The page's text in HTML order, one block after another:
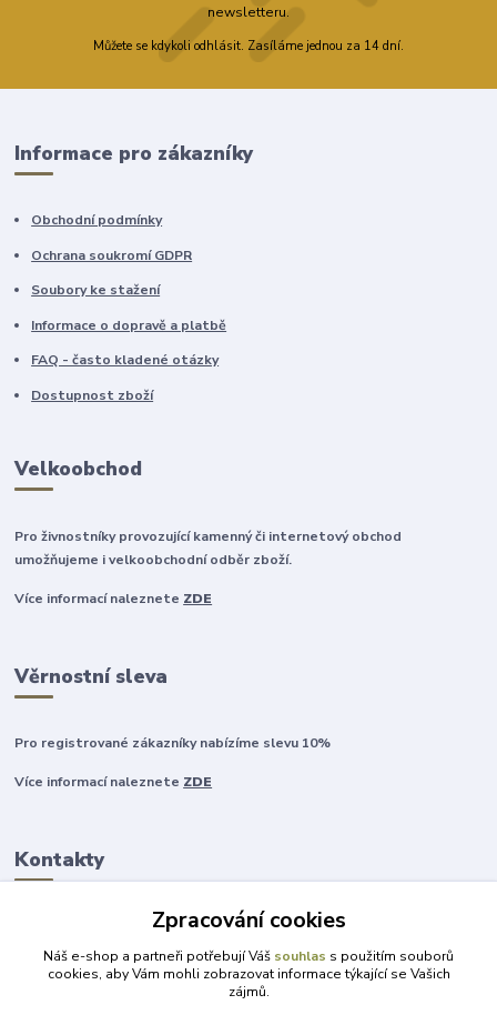
newsletteru.
Můžete se kdykoli odhlásit. Zasíláme jednou za 14 dní.
Informace pro zákazníky
Obchodní podmínky
Ochrana soukromí GDPR
Soubory ke stažení
Informace o dopravě a platbě
FAQ - často kladené otázky
Dostupnost zboží
Velkoobchod
Pro živnostníky provozující kamenný či internetový obchod
umožňujeme i velkoobchodní odběr zboží.
Více informací naleznete ZDE
Věrnostní sleva
Pro registrované zákazníky nabízíme slevu 10%
Více informací naleznete ZDE
Kontakty
+420 777 315 999
obchod@darky-pro-radost.cz
Zpracování cookies
Náš e-shop a partneři potřebují Váš souhlas s použitím souborů
cookies, aby Vám mohli zobrazovat informace týkající se Vašich
zájmů.